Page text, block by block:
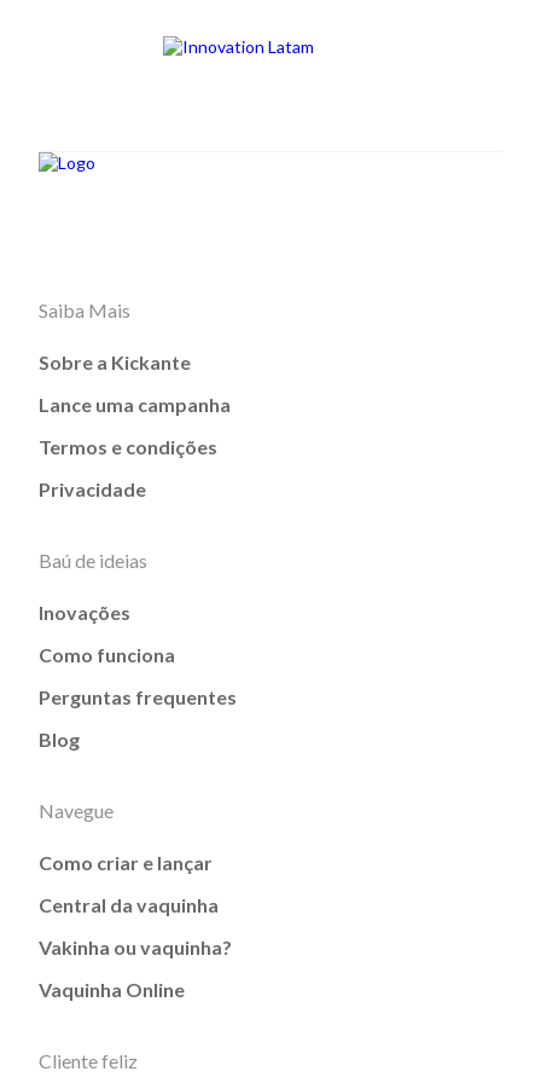
Saiba Mais
Sobre a Kickante
Lance uma campanha
Termos e condições
Privacidade
Baú de ideias
Inovações
Como funciona
Perguntas frequentes
Blog
Navegue
Como criar e lançar
Central da vaquinha
Vakinha ou vaquinha?
Vaquinha Online
Cliente feliz